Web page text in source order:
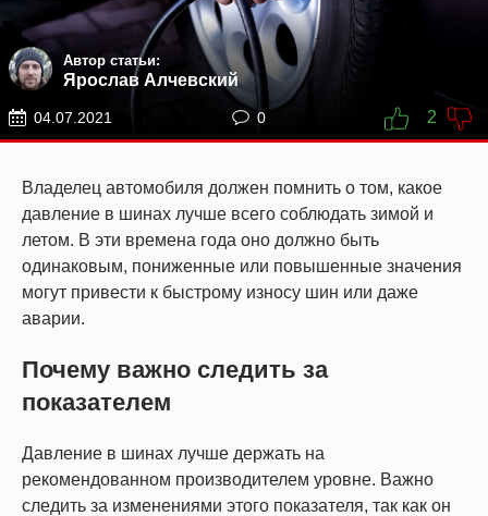
Автор статьи:
Ярослав Алчевский
04.07.2021 0 2
Владелец автомобиля должен помнить о том, какое
давление в шинах лучше всего соблюдать зимой и
летом. В эти времена года оно должно быть
одинаковым, пониженные или повышенные значения
могут привести к быстрому износу шин или даже
аварии.
Почему важно следить за
показателем
Давление в шинах лучше держать на
рекомендованном производителем уровне. Важно
следить за изменениями этого показателя, так как он